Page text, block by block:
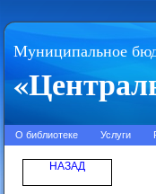
Муниципальное
О библиотеке Услуги
НАЗАД